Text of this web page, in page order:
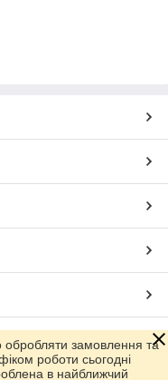
замовлення та
роботи сьогодні
в найближчий